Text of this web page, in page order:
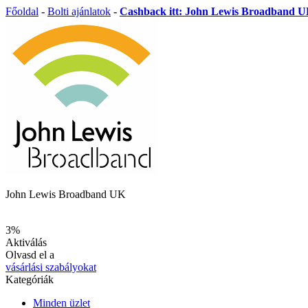
Főoldal - Bolti ajánlatok - Cashback itt: John Lewis Broadband
John Lewis Broadband UK
3%
Aktiválás
Olvasd el a
vásárlási szabályokat
Kategóriák
Minden üzlet